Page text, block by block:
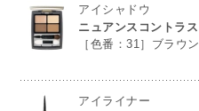
アイシャドウ
ニュアンスコントラ
［色番：31］ブラウ
アイライナー